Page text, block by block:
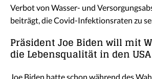
Verbot von Wasser- und
beiträgt, die Covid-Infektionsraten zu
Präsident Joe Biden will mit
die Lebensqualität in den
Joe Biden hatte schon während des